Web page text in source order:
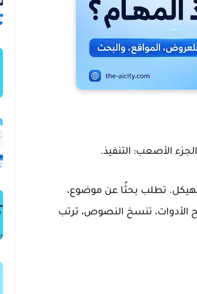
الأصعب: التنفيذ.
تطلب بحثًا عن موضوع،
الأدوات، تنسخ النصوص، ترتب